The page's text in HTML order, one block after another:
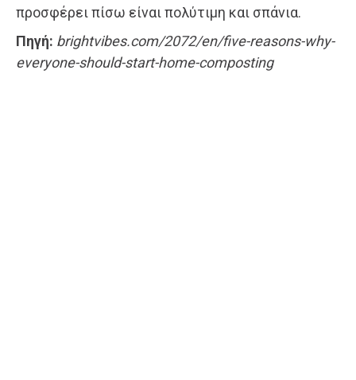
προσφέρει πίσω είναι πολύτιμη και σπάνια.
Πηγή: brightvibes.com/2072/en/five-reasons-why-
everyone-should-start-home-composting